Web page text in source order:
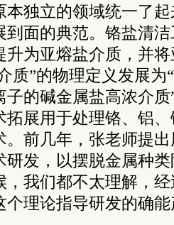
本独立的领域统一了
到面的典范。铬盐清
升为亚熔盐介质，并
质”的物理定义发展为
子的碱金属盐高浓介
拓展用于处理铬、铝
。前几年，张老师提
研发，以摆脱金属种
，我们都不太理解，
个理论指导研发的确